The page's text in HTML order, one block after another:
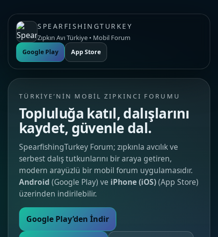
SPEARFISHINGTURKEY
Zıpkın Avı Türkiye • Mobil Forum
Google Play App Store
TÜRKIYE’NIN MOBIL ZIPKINCI FORUMU
Topluluğa katıl, dalışlarını
kaydet, güvenle dal.
SpearfishingTurkey Forum; zıpkınla avcılık ve
serbest dalış tutkunlarını bir araya getiren,
modern arayüzlü bir mobil forum uygulamasıdır.
Android (Google Play) ve iPhone (iOS)(App Store)
üzerinden indirilebilir.
Google Play’den İndir